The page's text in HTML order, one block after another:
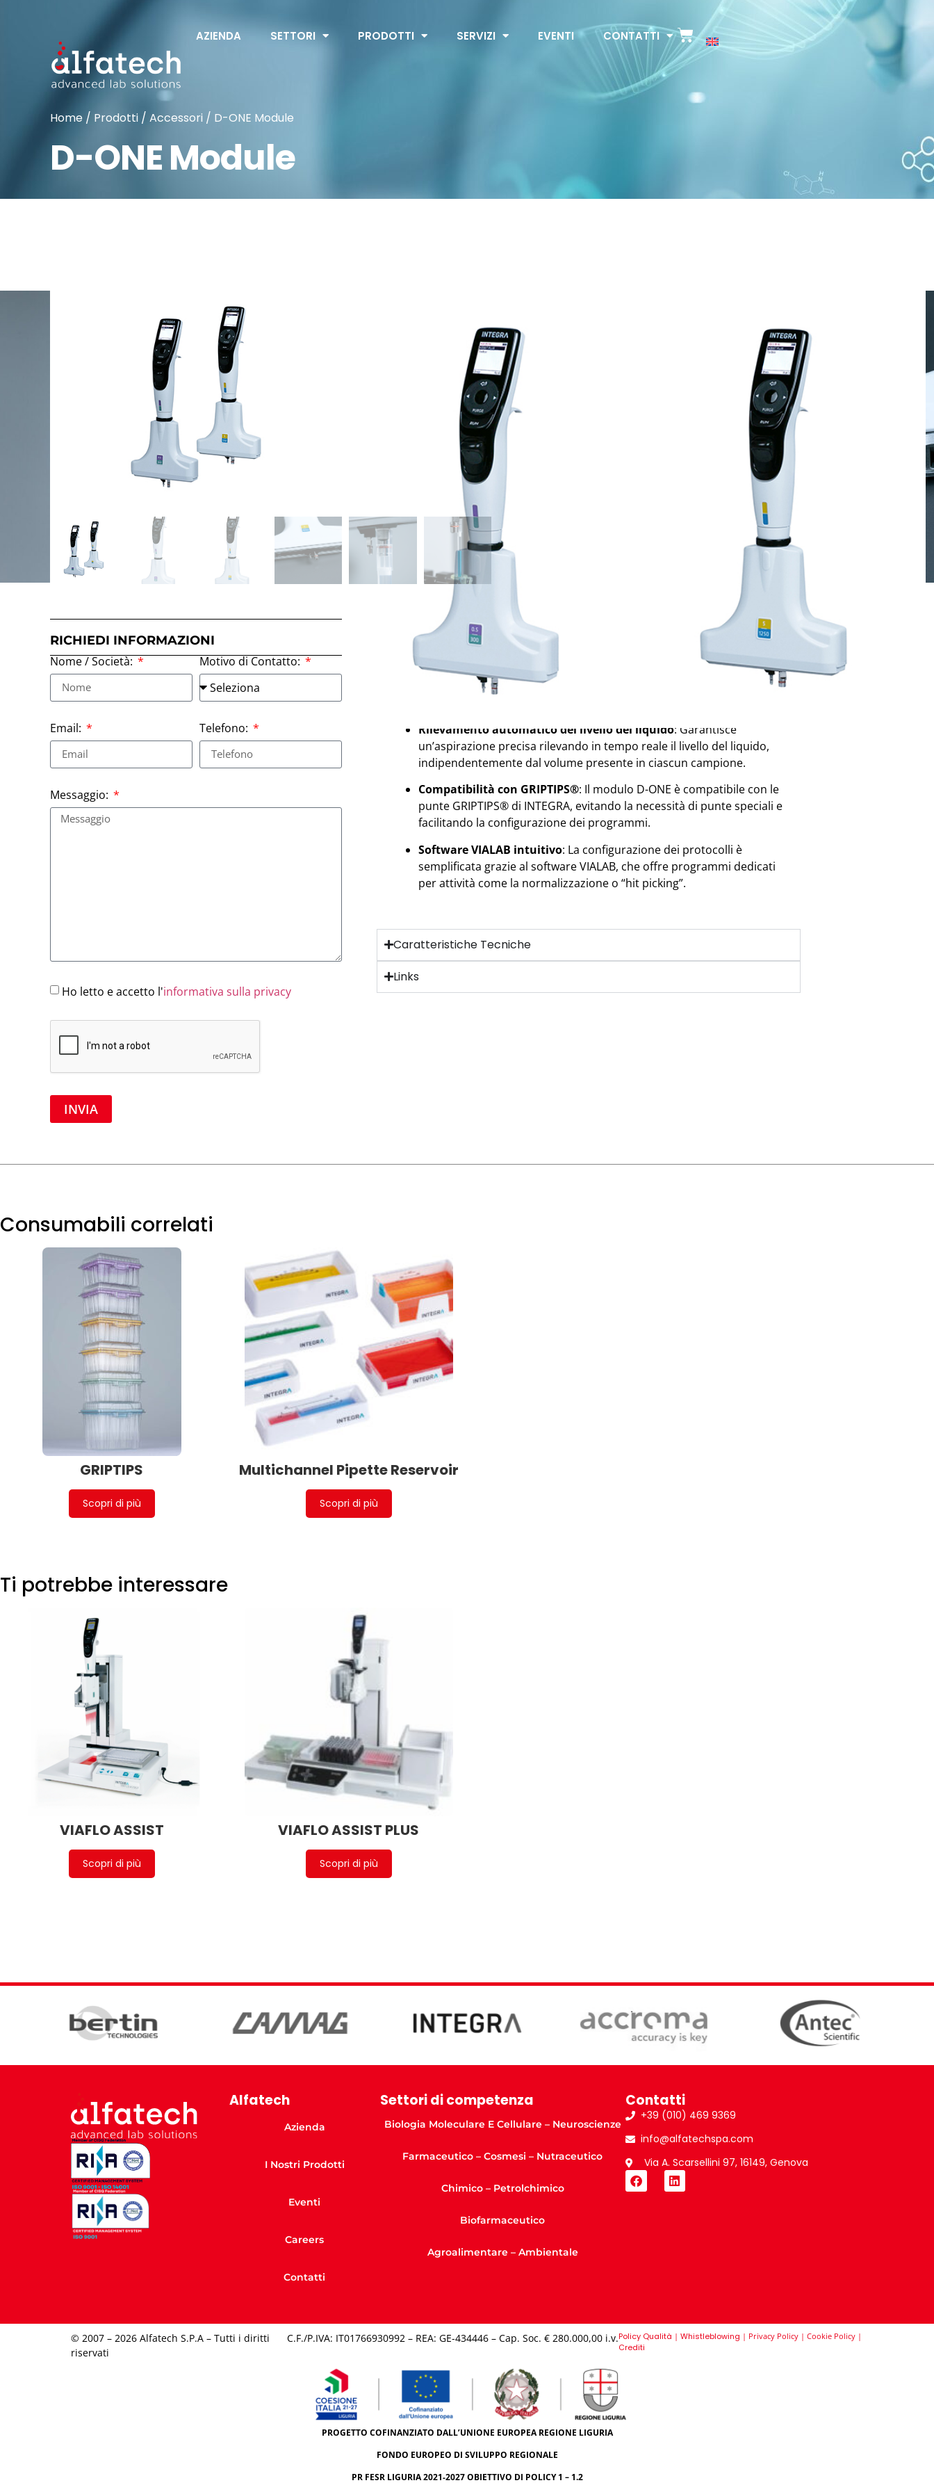
AZIENDA SETTORI PRODOTTI SERVIZI EVENTI CONTATTI
Home / Prodotti / Accessori / D-ONE Module
D-ONE Module
RICHIEDI INFORMAZIONI
Nome / Società:
Motivo di Contatto:
Email: Telefono:
Messaggio:
Ho letto e accetto l'informativa sulla privacy
INVIA
INTEGRA Biosciences AG
D-One, il Modulo di pipettaggio monocanale per ASSIST PLUS
Pipettaggio monocanale automatizzato per l’automazione di laboratorio
Il modulo di pipettaggio monocanale D-ONE è un accessorio innovativo
progettato per il robot di pipettaggio ASSIST PLUS di INTEGRA Biosciences.
Questo modulo consente trasferimenti automatici e senza intervento
manuale da singoli tubi, provette o pozzetti, offrendo una soluzione ideale
per laboratori che desiderano superare le limitazioni del pipettaggio
multicanale e accedere a una vasta gamma di applicazioni.
Caratteristiche principali
Automazione completa
Il D-ONE automatizza compiti complessi
come normalizzazione, “hit picking” o la preparazione di master mix,
riducendo il tempo di lavoro manuale e minimizzando gli errori di
trasferimento.
Ampia gamma di volumi : Disponibile in due intervalli di volume (0,5–
300 µl e 5–1250 µl), il modulo offre flessibilità per diverse esigenze di
Rilevamento automatico del livello del liquido: Garantisce
un’aspirazione precisa rilevando in tempo reale il livello del liquido,
indipendentemente dal volume presente in ciascun campione.
Compatibilità con GRIPTIPS®: Il modulo D-ONE è compatibile con le
punte GRIPTIPS® di INTEGRA, evitando la necessità di punte speciali e
facilitando la configurazione dei programmi.
Software VIALAB intuitivo: La configurazione dei protocolli è
semplificata grazie al software VIALAB, che offre programmi dedicati
per attività come la normalizzazione o “hit picking”.
Caratteristiche Tecniche
Links
Consumabili correlati
GRIPTIPS
Scopri di più
Multichannel Pipette Reservoir
Scopri di più
Ti potrebbe interessare
VIAFLO ASSIST
Scopri di più
VIAFLO ASSIST PLUS
Scopri di più
Alfatech
Azienda
I Nostri Prodotti
Eventi
Careers
Contatti
Settori di competenza
Biologia Moleculare E Cellulare – Neuroscienze
Farmaceutico – Cosmesi – Nutraceutico
Chimico – Petrolchimico
Biofarmaceutico
Agroalimentare – Ambientale
Contatti
+39 (010) 469 9369
info@alfatechspa.com
Via A. Scarsellini 97, 16149, Genova
© 2007 – 2026 Alfatech S.P.A – Tutti i diritti
riservati
C.F./P.IVA: IT01766930992 – REA: GE-434446 – Cap. Soc. € 280.000,00 i.v.​Policy Qualità | Whistleblowing | Privacy Policy| Cookie Policy|
Crediti
PROGETTO COFINANZIATO DALL’UNIONE EUROPEA REGIONE LIGURIA
FONDO EUROPEO DI SVILUPPO REGIONALE
PR FESR LIGURIA 2021-2027 OBIETTIVO DI POLICY 1 – 1.2